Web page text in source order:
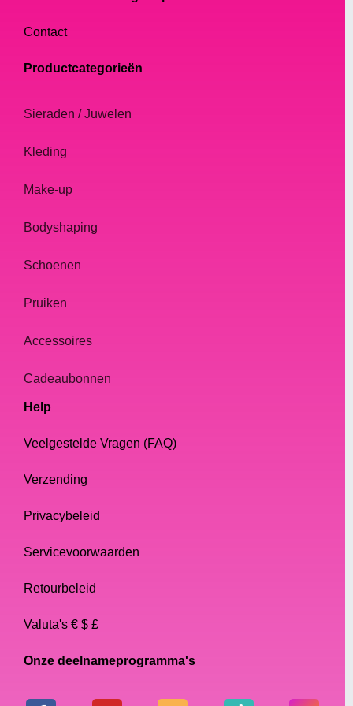
Brocha para polvos
< li>Brocha para colorete
Brocha para sombra de ojos
Brocha para labios
Cómo elegir las brochas de
maquillaje adecuadas
adecuadas es esencial para lograr
profesional. Estos son algunos consejos
maquillaje adecuadas para el maquillaje
Considera la forma y el tamaño de la brocha.
Determina el tipo de maquillaje que usarás con
Piensa en tus preferencias y necesidades
maquillaje de manera efectiva
Usar las brochas de maquillaje de manera
brochas adecuadas. Aquí hay algunos
maquillaje de manera efectiva en el
Contact
Productcategorieën
Sieraden / Juwelen
Kleding
Make-up
Bodyshaping
Schoenen
Pruiken
Accessoires
Cadeaubonnen
Help
Veelgestelde Vragen (FAQ)
Verzending
Privacybeleid
Servicevoorwaarden
Retourbeleid
Valuta's € $ £
Onze deelnameprogramma's